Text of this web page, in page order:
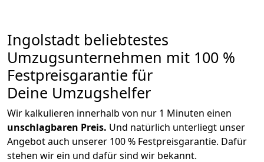
Ingolstadt beliebtestes
Umzugsunternehmen mit 100 %
Festpreisgarantie für
Deine Umzugshelfer
Wir kalkulieren innerhalb von nur 1 Minuten einen
unschlagbaren Preis. Und natürlich unterliegt unser
Angebot auch unserer 100 % Festpreisgarantie. Dafür
stehen wir ein und dafür sind wir bekannt.